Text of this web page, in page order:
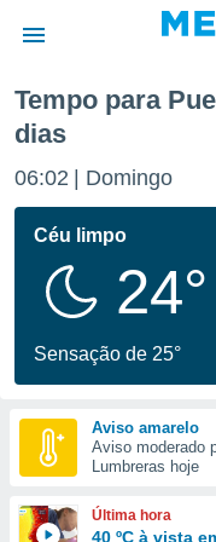
da
foi
para
e
digital
Tempo para
dias
06:02 Domingo
Céu limpo
24°
Sensação de 25°
Aviso amarelo
Aviso moderado
Lumbreras hoje
Última hora
40 ºC à vista